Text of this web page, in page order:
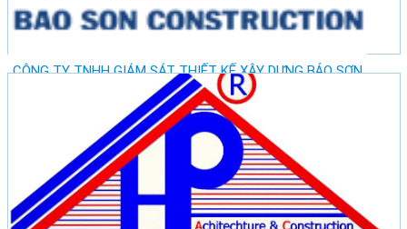
CÔNG TY TNHH GIÁM SÁT THIẾT KẾ XÂY DỰNG BẢO SƠN
Vị trí: Thành Phố Hà Nội - Quận Ba Đình
Lượt xem: 47310